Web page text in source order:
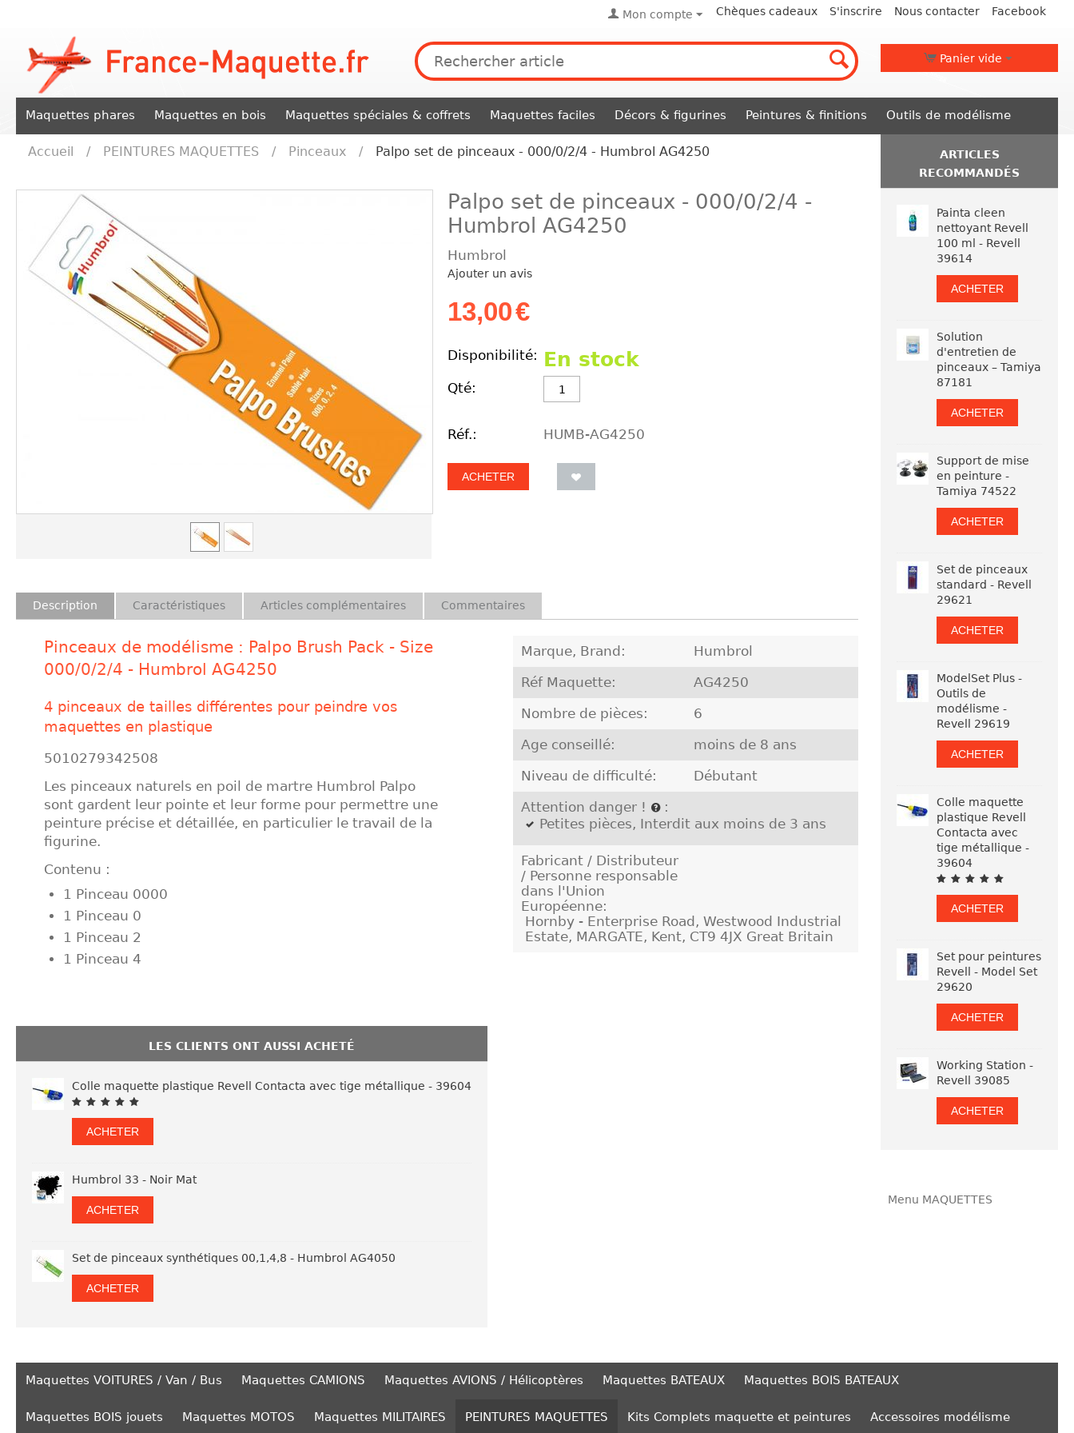
Chèques cadeaux S'inscrire Nous contacter Facebook
Mon compte
Panier vide
Maquettes phares Maquettes en bois Maquettes spéciales & coffrets Maquettes faciles Décors & figurines Peintures & finitions Outils de modélisme
Accueil / PEINTURES MAQUETTES / Pinceaux / Palpo set de pinceaux - 000/0/2/4 - Humbrol AG4250
Palpo set de pinceaux - 000/0/2/4 -
Humbrol AG4250
Humbrol
Ajouter un avis
13,00€
Disponibilité: En stock
Qté:
Réf.: HUMB-AG4250
ACHETER
Description Caractéristiques Articles complémentaires Commentaires
Pinceaux de modélisme : Palpo Brush Pack - Size
000/0/2/4 - Humbrol AG4250
4 pinceaux de tailles différentes pour peindre vos
maquettes en plastique
5010279342508
Les pinceaux naturels en poil de martre Humbrol Palpo
sont gardent leur pointe et leur forme pour permettre une
peinture précise et détaillée, en particulier le travail de la
figurine.
Contenu :
1 Pinceau 0000
1 Pinceau 0
1 Pinceau 2
1 Pinceau 4
Marque, Brand: Humbrol
Réf Maquette: AG4250
Nombre de pièces: 6
Age conseillé: moins de 8 ans
Niveau de difficulté: Débutant
Attention danger !
:
Petites pièces, Interdit aux moins de 3 ans
Fabricant / Distributeur
/ Personne responsable
dans l'Union
Européenne:
Hornby - Enterprise Road, Westwood Industrial
Estate, MARGATE, Kent, CT9 4JX Great Britain
LES CLIENTS ONT AUSSI ACHETÉ
Colle maquette plastique Revell Contacta avec tige métallique - 39604
ACHETER
Humbrol 33 - Noir Mat
ACHETER
Set de pinceaux synthétiques 00,1,4,8 - Humbrol AG4050
ACHETER
ARTICLES
RECOMMANDÉS
Painta cleen
nettoyant Revell
100 ml - Revell
39614
ACHETER
Solution
d'entretien de
pinceaux – Tamiya
87181
ACHETER
Support de mise
en peinture -
Tamiya 74522
ACHETER
Set de pinceaux
standard - Revell
29621
ACHETER
ModelSet Plus -
Outils de
modélisme -
Revell 29619
ACHETER
Colle maquette
plastique Revell
Contacta avec
tige métallique -
39604
ACHETER
Set pour peintures
Revell - Model Set
29620
ACHETER
Working Station -
Revell 39085
ACHETER
Menu MAQUETTES
Maquettes VOITURES / Van / Bus Maquettes CAMIONS Maquettes AVIONS / Hélicoptères Maquettes BATEAUX Maquettes BOIS BATEAUX
Maquettes BOIS jouets Maquettes MOTOS Maquettes MILITAIRES PEINTURES MAQUETTES Kits Complets maquette et peintures Accessoires modélisme